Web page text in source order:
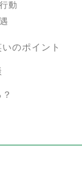
動
のポイント